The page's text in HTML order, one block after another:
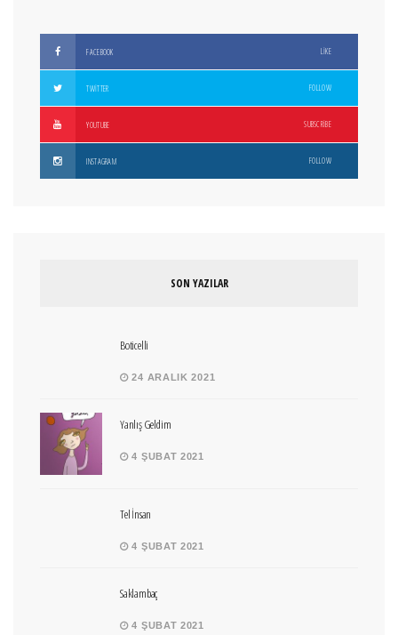
FACEBOOK LIKE
TWITTER FOLLOW
YOUTUBE SUBSCRIBE
INSTAGRAM FOLLOW
SON YAZILAR
Boticelli
24 ARALIK 2021
Yanlış Geldim
4 ŞUBAT 2021
Tel İnsan
4 ŞUBAT 2021
Saklambaç
4 ŞUBAT 2021